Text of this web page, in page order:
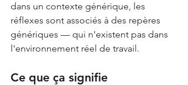
dans un contexte générique, les
réflexes sont associés à des repères
génériques — qui n'existent pas dans
l'environnement réel de travail.
Ce que ça signifie